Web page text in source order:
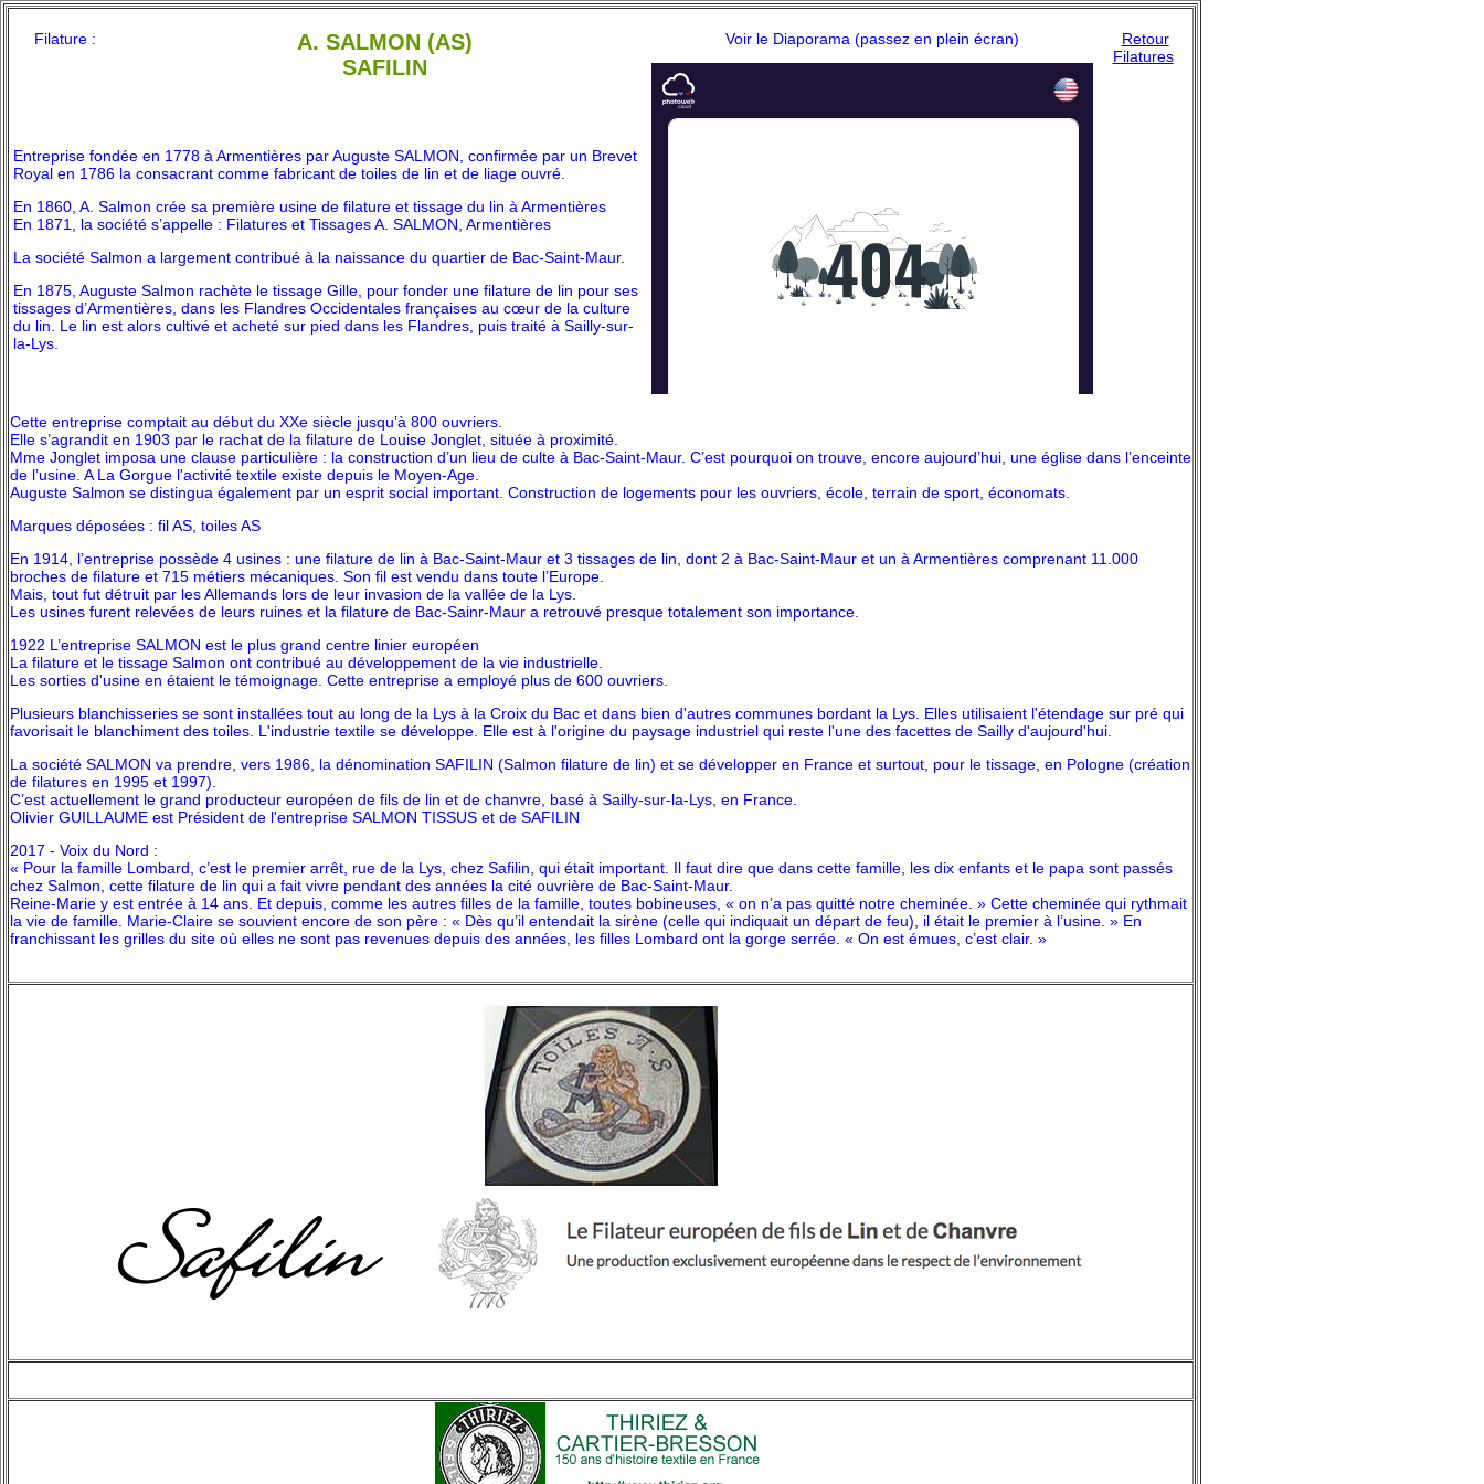
Filature :
A. SALMON (AS)
SAFILIN
Voir le Diaporama (passez en plein écran)
Retour
Filatures
Entreprise fondée en 1778 à Armentières par Auguste SALMON, confirmée par un Brevet
Royal en 1786 la consacrant comme fabricant de toiles de lin et de liage ouvré.
En 1860, A. Salmon crée sa première usine de filature et tissage du lin à Armentières
En 1871, la société s’appelle : Filatures et Tissages A. SALMON, Armentières
La société Salmon a largement contribué à la naissance du quartier de Bac-Saint-Maur.
En 1875, Auguste Salmon rachète le tissage Gille, pour fonder une filature de lin pour ses
tissages d’Armentières, dans les Flandres Occidentales françaises au cœur de la culture
du lin. Le lin est alors cultivé et acheté sur pied dans les Flandres, puis traité à Sailly-sur-
la-Lys.
Cette entreprise comptait au début du XXe siècle jusqu’à 800 ouvriers.
Elle s’agrandit en 1903 par le rachat de la filature de Louise Jonglet, située à proximité.
Mme Jonglet imposa une clause particulière : la construction d’un lieu de culte à Bac-Saint-Maur. C’est pourquoi on trouve, encore aujourd’hui, une église dans l’enceinte
de l’usine. A La Gorgue l'activité textile existe depuis le Moyen-Age.
Auguste Salmon se distingua également par un esprit social important. Construction de logements pour les ouvriers, école, terrain de sport, économats.
Marques déposées : fil AS, toiles AS
En 1914, l’entreprise possède 4 usines : une filature de lin à Bac-Saint-Maur et 3 tissages de lin, dont 2 à Bac-Saint-Maur et un à Armentières comprenant 11.000
broches de filature et 715 métiers mécaniques. Son fil est vendu dans toute l’Europe.
Mais, tout fut détruit par les Allemands lors de leur invasion de la vallée de la Lys.
L es usines furent relevées de leurs ruines et la filature de Bac-Sainr-Maur a retrouvé presque totalement son importance.
1922 L’entreprise SALMON est le plus grand centre linier européen
La filature et le tissage Salmon ont contribué au développement de la vie industrielle.
Les sorties d'usine en étaient le témoignage. Cette entreprise a employé plus de 600 ouvriers.
Plusieurs blanchisseries se sont installées tout au long de la Lys à la Croix du Bac et dans bien d'autres communes bordant la Lys. Elles utilisaient l'étendage sur pré qui
favorisait le blanchiment des toiles. L'industrie textile se développe. Elle est à l'origine du paysage industriel qui reste l'une des facettes de Sailly d'aujourd'hui.
La société SALMON va prendre, vers 1986, la dénomination SAFILIN (Salmon filature de lin) et se développer en France et surtout, pour le tissage, en Pologne (création
de filatures en 1995 et 1997).
C’est actuellement le grand producteur européen de fils de lin et de chanvre, basé à Sailly-sur-la-Lys, en France.
Olivier GUILLAUME est Président de l'entreprise SALMON TISSUS et de SAFILIN
2017 - Voix du Nord :
« Pour la famille Lombard, c’est le premier arrêt, rue de la Lys, chez Safilin, qui était important. Il faut dire que dans cette famille, les dix enfants et le papa sont passés
chez Salmon, cette filature de lin qui a fait vivre pendant des années la cité ouvrière de Bac-Saint-Maur.
Reine-Marie y est entrée à 14 ans. Et depuis, comme les autres filles de la famille, toutes bobineuses, « on n’a pas quitté notre cheminée. » Cette cheminée qui rythmait
la vie de famille. Marie-Claire se souvient encore de son père : « Dès qu’il entendait la sirène (celle qui indiquait un départ de feu), il était le premier à l’usine. » En
franchissant les grilles du site où elles ne sont pas revenues depuis des années, les filles Lombard ont la gorge serrée. « On est émues, c’est clair. »